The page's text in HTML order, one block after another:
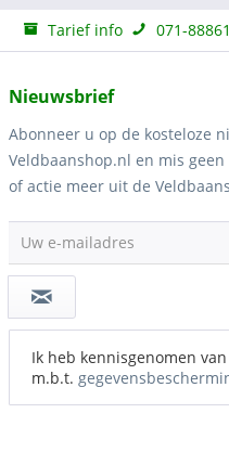
Tarief info 071-
Nieuwsbrief
Abonneer u op de kosteloze
Veldbaanshop.nl en mis
of actie meer uit de
Uw e-mailadres
Ik heb kennisgenomen
m.b.t.